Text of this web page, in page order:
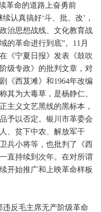
革命的道路上奋勇前
认真搞好‘斗、批、改’，
治思想战线、文化教育战
的革命进行到底”。11月
《宁夏日报》发表《鼓吹
级专政》的批判文章，对
《西芨滩》和1964年改编
其为大毒草，是杨静仁、
主义文艺黑线的黑标本，
予以否定。银川市革委会
、贫下中农、解放军干
兵小将等，也批判了《西
直持续到次年。在对所谓
开始推广和上映革命样板
反毛主席无产阶级革命